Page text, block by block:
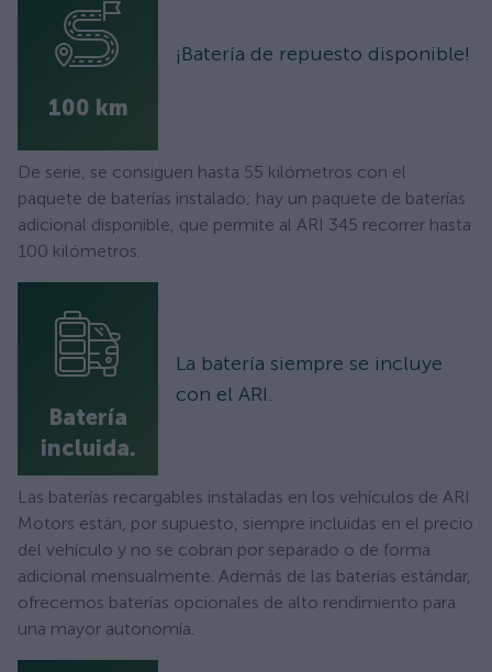
100 km
¡Batería de repuesto disponible!
De serie, se consiguen hasta 55 kilómetros con el
paquete de baterías instalado; hay un paquete de baterías
adicional disponible, que permite al ARI 345 recorrer hasta
100 kilómetros.
Batería
incluida.
La batería siempre se incluye
con el ARI.
Las baterías recargables instaladas en los vehículos de ARI
Motors están, por supuesto, siempre incluidas en el precio
del vehículo y no se cobran por separado o de forma
adicional mensualmente. Además de las baterías estándar,
ofrecemos baterías opcionales de alto rendimiento para
una mayor autonomía.